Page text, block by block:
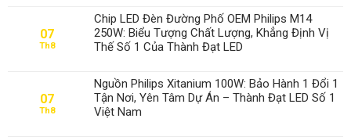
07
Th8
Chip LED Đèn Đường Phố OEM Philips M14
250W: Biểu Tượng Chất Lượng, Khẳng Định Vị
Thế Số 1 Của Thành Đạt LED
07
Th8
Nguồn Philips Xitanium 100W: Bảo Hành 1 Đổi 1
Tận Nơi, Yên Tâm Dự Án – Thành Đạt LED Số 1
Việt Nam